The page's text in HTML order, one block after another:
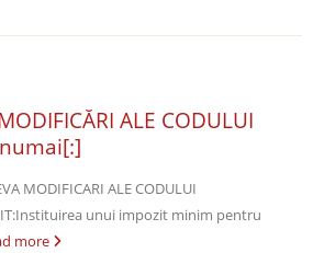
ALE CODULUI
MODIFICARI ALE CODULUI
unui impozit minim pentru
more